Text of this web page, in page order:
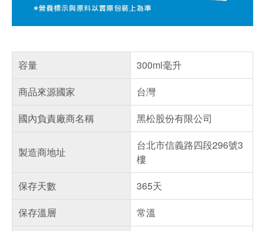
容量
300ml毫升
商品來源國家
台灣
國內負責廠商名稱
黑松股份有限公司
製造商地址
台北市信義路四段296號3
樓
保存天數
365天
保存溫層
常溫